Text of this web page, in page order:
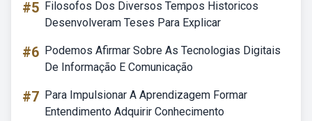
#5 Filosofos Dos Diversos Tempos Historicos
Desenvolveram Teses Para Explicar
#6 Podemos Afirmar Sobre As Tecnologias Digitais
De Informação E Comunicação
#7 Para Impulsionar A Aprendizagem Formar
Entendimento Adquirir Conhecimento